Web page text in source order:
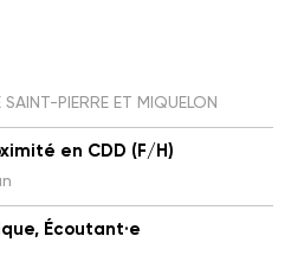
PIERRE ET MIQUELON
en CDD (F/H)
Écoutant·e